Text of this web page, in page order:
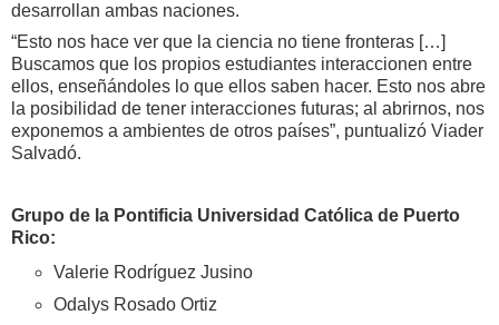
desarrollan ambas naciones.
“Esto nos hace ver que la ciencia no tiene fronteras […]
Buscamos que los propios estudiantes interaccionen entre
ellos, enseñándoles lo que ellos saben hacer. Esto nos abre
la posibilidad de tener interacciones futuras; al abrirnos, nos
exponemos a ambientes de otros países”, puntualizó Viader
Salvadó.
Grupo de la Pontificia Universidad Católica de Puerto
Rico:
Valerie Rodríguez Jusino
Odalys Rosado Ortiz